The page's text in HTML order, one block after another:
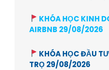
KHÓA HỌC KINH
AIRBNB 29/08/2026
KHÓA HỌC ĐẦU
TRỌ 29/08/2026